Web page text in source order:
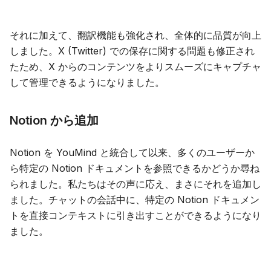
それに加えて、翻訳機能も強化され、全体的に品質が向上
しました。X (Twitter) での保存に関する問題も修正され
たため、X からのコンテンツをよりスムーズにキャプチャ
して管理できるようになりました。
Notion から追加
Notion を YouMind と統合して以来、多くのユーザーか
ら特定の Notion ドキュメントを参照できるかどうか尋ね
られました。私たちはその声に応え、まさにそれを追加し
ました。チャットの会話中に、特定の Notion ドキュメン
トを直接コンテキストに引き出すことができるようになり
ました。